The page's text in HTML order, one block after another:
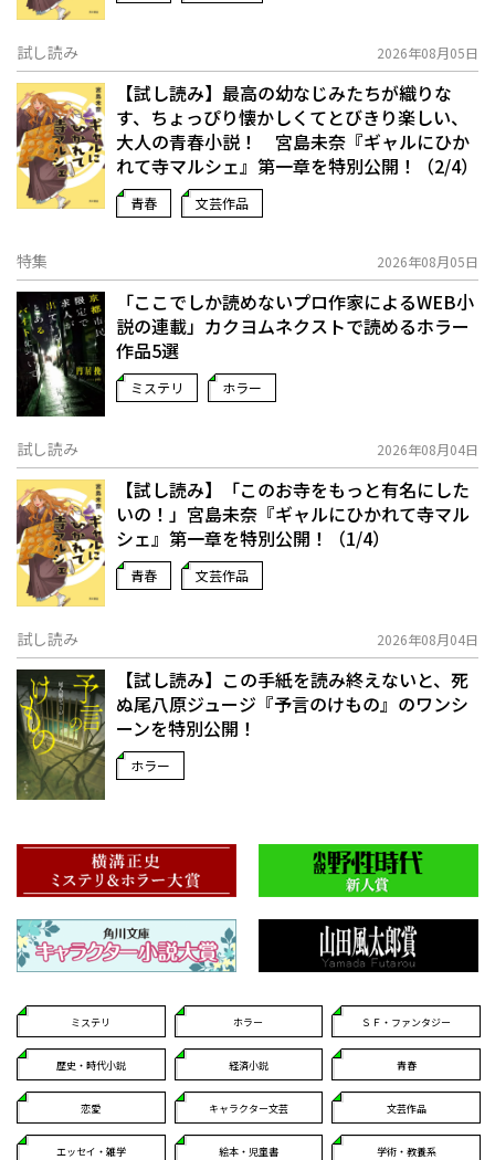
試し読み 2026年08月05日
【試し読み】最高の幼なじみたちが織りな
す、ちょっぴり懐かしくてとびきり楽しい、
大人の青春小説！ 宮島未奈『ギャルにひか
れて寺マルシェ』第一章を特別公開！（2/4）
青春 文芸作品
特集 2026年08月05日
「ここでしか読めないプロ作家によるWEB小
説の連載」――カクヨムネクストで読めるホラー
作品5選
ミステリ ホラー
試し読み 2026年08月04日
【試し読み】「このお寺をもっと有名にした
いの！」宮島未奈『ギャルにひかれて寺マル
シェ』第一章を特別公開！（1/4）
青春 文芸作品
試し読み 2026年08月04日
【試し読み】この手紙を読み終えないと、死
ぬ――尾八原ジュージ『予言のけもの』のワンシ
ーンを特別公開！
ホラー
ミステリ ホラー ＳＦ・ファンタジー
歴史・時代小説 経済小説 青春
恋愛 キャラクター文芸 文芸作品
エッセイ・雑学 絵本・児童書 学術・教養系